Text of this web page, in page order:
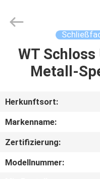
HAUS
ÜBER
UNS
FABRIK-
Rights
Reserved.
WT
Metall-
Herkunftsort:
Markenname:
Zertifizierung:
Modellnummer: